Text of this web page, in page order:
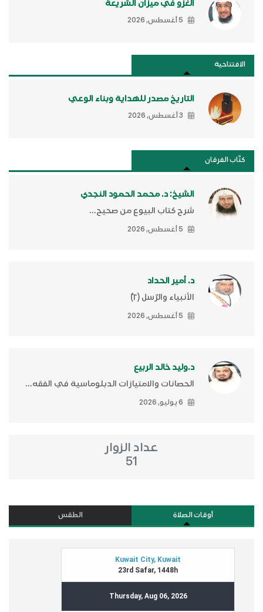
الغزو في ميزان الشريعة
5 أغسطس, 2026
الافتتاحية
التاريخ مصدر للهداية وبناء الوعي
3 أغسطس, 2026
كتَّاب الفرقان
الشيخ: د. محمد الحمود النجدي
شرح كتاب البيوع من صحيح...
5 أغسطس, 2026
د. أمير الحداد
الأنبياء والرّسل (٢)ّ
5 أغسطس, 2026
د.وليد خالد الربيع
الحصانات والامتيازات الدبلوماسية في الفقه...
6 يوليو, 2026
عداد الزوار
51
أوقات الصلاة الطقس